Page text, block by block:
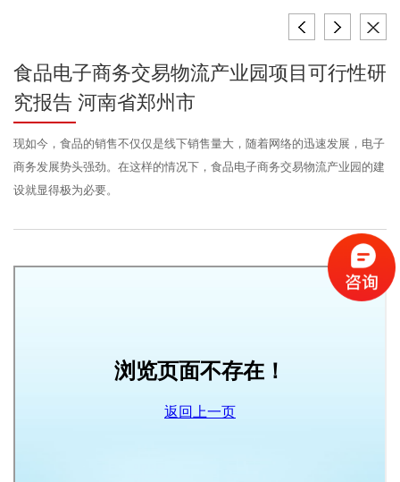
食品电子商务交易物流产业园项目可行性研
究报告 河南省郑州市
现如今，食品的销售不仅仅是线下销售量大，随着网络的迅速发展，电子
商务发展势头强劲。在这样的情况下，食品电子商务交易物流产业园的建
设就显得极为必要。